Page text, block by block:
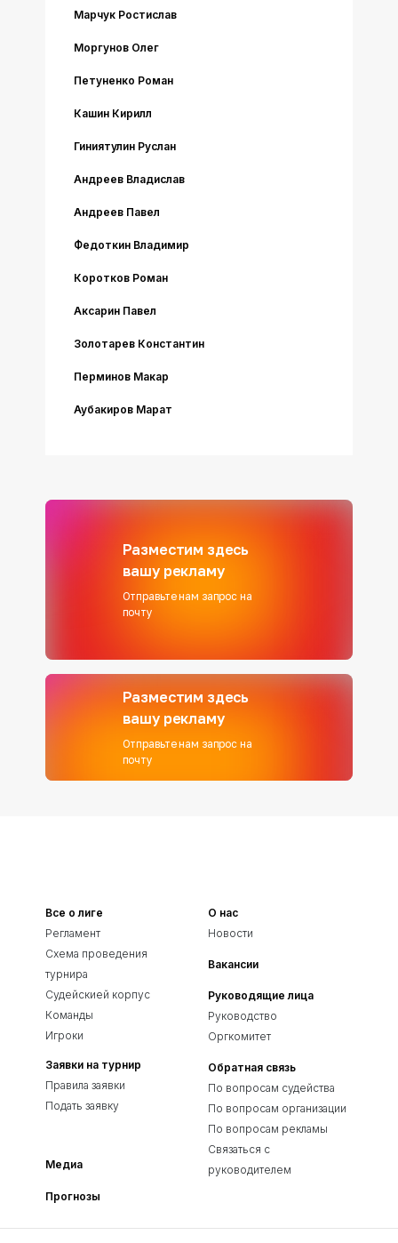
Марчук Ростислав
Моргунов Олег
Петуненко Роман
Кашин Кирилл
Гиниятулин Руслан
Андреев Владислав
Андреев Павел
Федоткин Владимир
Коротков Роман
Аксарин Павел
Золотарев Константин
Перминов Макар
Аубакиров Марат
Разместим здесь
вашу рекламу
Отправьте нам запрос на
почту
Разместим здесь
вашу рекламу
Отправьте нам запрос на
почту
Все о лиге
Регламент
Схема проведения
турнира
Судейскией корпус
Команды
Игроки
Заявки на турнир
Правила заявки
Подать заявку
Медиа
Прогнозы
О нас
Новости
Вакансии
Руководящие лица
Руководство
Оргкомитет
Обратная связь
По вопросам судейства
По вопросам организации
По вопросам рекламы
Связаться с
руководителем